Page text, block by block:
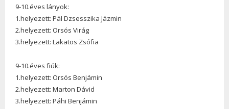
9-10.éves lányok:
1.helyezett: Pál Dzsesszika Jázmin
2.helyezett: Orsós Virág
3.helyezett: Lakatos Zsófia
9-10.éves fiúk:
1.helyezett: Orsós Benjámin
2.helyezett: Marton Dávid
3.helyezett: Páhi Benjámin